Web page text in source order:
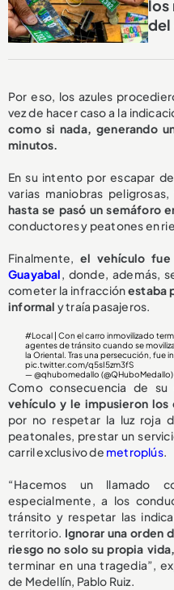
los
del
Por eso, los azules
vez de hacer caso a la
como si nada, generando
minutos.
En su intento por escapar
varias maniobras
hasta se pasó un semáforo
conductores y peatones en
Finalmente, el vehículo
Guayabal, donde, además,
cometer la infracciónestaba
informal y traía pasajeros.
#Local | Con el carro inmovilizado
agentes de tránsito cuando se
la Oriental. Tras una persecución, fue
pic.twitter.com/q5sI5zm3fS
— @qhubomedallo
Como consecuencia de su
vehículo y le impusieron los
por no respetar la luz roja
peatonales, prestar un
carril exclusivo de metroplús.
“Hacemos un llamado
especialmente, a los
tránsito y respetar las
territorio. Ignorar una orden
riesgo no solo su propia
terminar en una tragedia”,
de Medellín, Pablo Ruiz.